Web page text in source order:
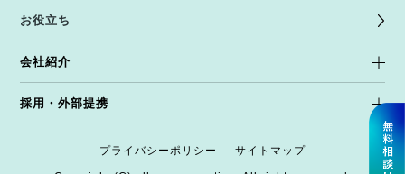
お役立ち
会社紹介
採用・外部提携
プライバシーポリシー サイトマップ